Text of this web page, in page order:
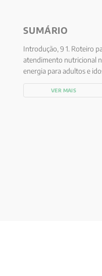
SUMÁRIO
Introdução, 9 1. Roteiro
atendimento nutricional
energia para adultos e
nutrientes, 38 7.
Interações entre
VER MAIS